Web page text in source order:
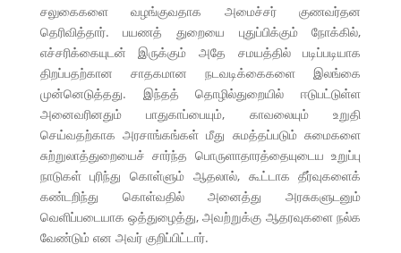
சலுகைகளை வழங்குவதாக அமைச்சர் குணவர்தன
தெரிவித்தார். பயணத் துறையை புதுப்பிக்கும் நோக்கில்,
எச்சரிக்கையுடன் இருக்கும் அதே சமயத்தில் படிப்படியாக
திறப்பதற்கான சாதகமான நடவடிக்கைகளை இலங்கை
முன்னெடுத்தது. இந்தத் தொழில்துறையில் ஈடுபட்டுள்ள
அனைவரினதும் பாதுகாப்பையும், காவலையும் உறுதி
செய்வதற்காக அரசாங்கங்கள் மீது சுமத்தப்படும் சுமைகளை
சுற்றுலாத்துறையைச் சார்ந்த பொருளாதாரத்தையுடைய உறுப்பு
நாடுகள் புரிந்து கொள்ளும் ஆதலால், கூட்டாக தீர்வுகளைக்
கண்டறிந்து கொள்வதில் அனைத்து அரசுகளுடனும்
வெளிப்படையாக ஒத்துழைத்து, அவற்றுக்கு ஆதரவுகளை நல்க
வேண்டும் என அவர் குறிப்பிட்டார்.